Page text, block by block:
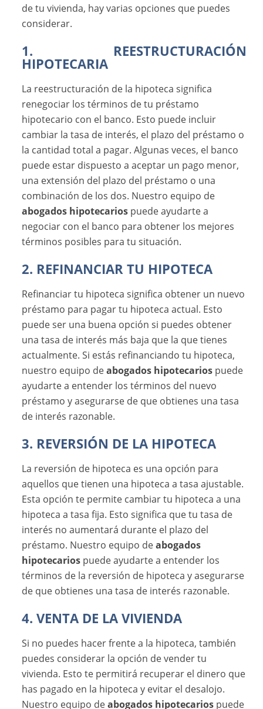
de tu vivienda, hay varias opciones que puedes
considerar.
1. REESTRUCTURACIÓN
HIPOTECARIA
La reestructuración de la hipoteca significa
renegociar los términos de tu préstamo
hipotecario con el banco. Esto puede incluir
cambiar la tasa de interés, el plazo del préstamo o
la cantidad total a pagar. Algunas veces, el banco
puede estar dispuesto a aceptar un pago menor,
una extensión del plazo del préstamo o una
combinación de los dos. Nuestro equipo de
abogados hipotecarios puede ayudarte a
negociar con el banco para obtener los mejores
términos posibles para tu situación.
2. REFINANCIAR TU HIPOTECA
Refinanciar tu hipoteca significa obtener un nuevo
préstamo para pagar tu hipoteca actual. Esto
puede ser una buena opción si puedes obtener
una tasa de interés más baja que la que tienes
actualmente. Si estás refinanciando tu hipoteca,
nuestro equipo deabogados hipotecarios puede
ayudarte a entender los términos del nuevo
préstamo y asegurarse de que obtienes una tasa
de interés razonable.
3. REVERSIÓN DE LA HIPOTECA
La reversión de hipoteca es una opción para
aquellos que tienen una hipoteca a tasa ajustable.
Esta opción te permite cambiar tu hipoteca a una
hipoteca a tasa fija. Esto significa que tu tasa de
interés no aumentará durante el plazo del
préstamo. Nuestro equipo deabogados
hipotecarios puede ayudarte a entender los
términos de la reversión de hipoteca y asegurarse
de que obtienes una tasa de interés razonable.
4. VENTA DE LA VIVIENDA
Si no puedes hacer frente a la hipoteca, también
puedes considerar la opción de vender tu
vivienda. Esto te permitirá recuperar el dinero que
has pagado en la hipoteca y evitar el desalojo.
Nuestro equipo deabogados hipotecarios puede